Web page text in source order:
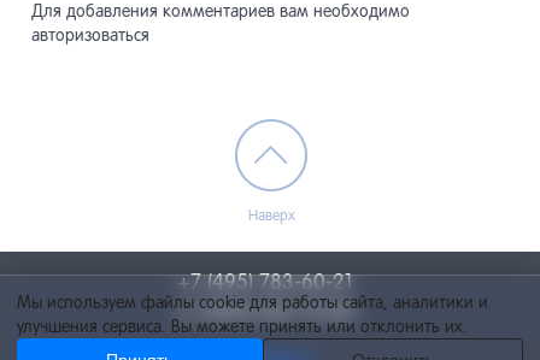
Для добавления комментариев вам необходимо
авторизоваться
Наверх
+7 (495) 783-60-21
+7 (495) 055-73-84
Мы используем файлы cookie для работы сайта, аналитики и
улучшения сервиса. Вы можете принять или отклонить их.